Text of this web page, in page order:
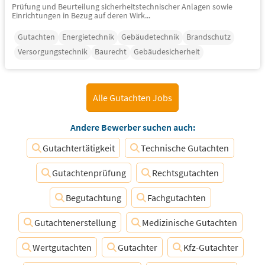
Prüfung und Beurteilung sicherheitstechnischer Anlagen sowie
Einrichtungen in Bezug auf deren Wirk...
Gutachten
Energietechnik Gebäudetechnik
Brandschutz
Versorgungstechnik
Baurecht Gebäudesicherheit
Alle Gutachten Jobs
Andere Bewerber suchen auch:
Gutachtertätigkeit
Technische Gutachten
Gutachtenprüfung Rechtsgutachten
Begutachtung Fachgutachten
Gutachtenerstellung Medizinische Gutachten
Wertgutachten Gutachter Kfz-Gutachter